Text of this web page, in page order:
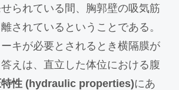
られている間、胸郭壁の吸気筋
されているということである。
キが必要とされるとき横隔膜が
えは、直立した体位における腹
特性 (hydraulic properties)にあ